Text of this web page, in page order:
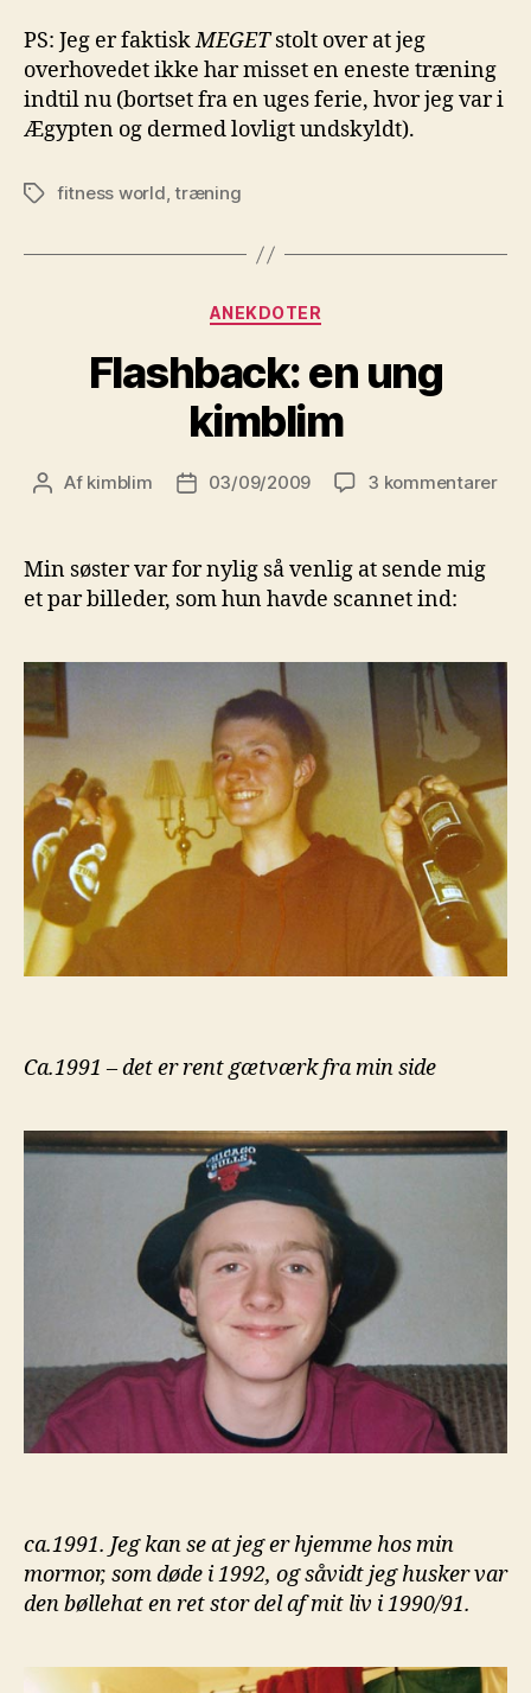
PS: Jeg er faktiskMEGETstolt over at jeg
overhovedet ikke har misset en eneste træning
indtil nu (bortset fra en uges ferie, hvor jeg var i
Ægypten og dermed lovligt undskyldt).
Tagsfitness world,træning
Kategorier
ANEKDOTER
Flashback: en ung
kimblim
Indlægsforfatter
Af kimblim Indlægsdato
03/09/2009 3 kommentarertil
Min søster var for nylig så venlig at sende mig
et par billeder, som hun havde scannet ind:
Ca.1991 – det er rent gætværk fra min side
ca.1991. Jeg kan se at jeg er hjemme hos min
mormor, som døde i 1992, og såvidt jeg husker var
den bøllehat en ret stor del af mit liv i 1990/91.